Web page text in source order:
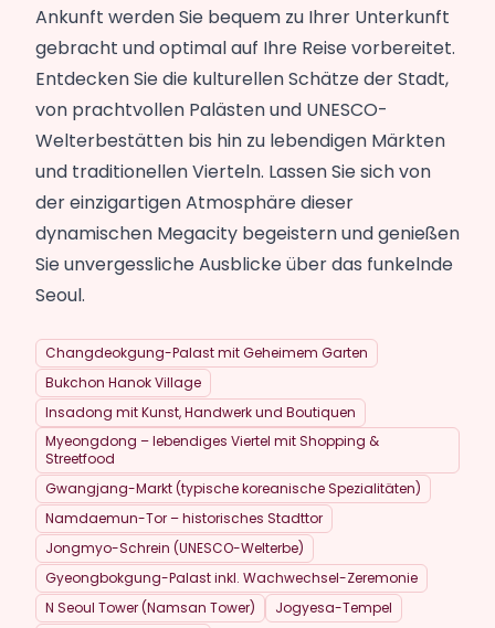
Ankunft werden Sie bequem zu Ihrer Unterkunft
gebracht und optimal auf Ihre Reise vorbereitet.
Entdecken Sie die kulturellen Schätze der Stadt,
von prachtvollen Palästen und UNESCO-
Welterbestätten bis hin zu lebendigen Märkten
und traditionellen Vierteln. Lassen Sie sich von
der einzigartigen Atmosphäre dieser
dynamischen Megacity begeistern und genießen
Sie unvergessliche Ausblicke über das funkelnde
Seoul.
Changdeokgung-Palast mit Geheimem Garten
Bukchon Hanok Village
Insadong mit Kunst, Handwerk und Boutiquen
Myeongdong – lebendiges Viertel mit Shopping &
Streetfood
Gwangjang-Markt (typische koreanische Spezialitäten)
Namdaemun-Tor – historisches Stadttor
Jongmyo-Schrein (UNESCO-Welterbe)
Gyeongbokgung-Palast inkl. Wachwechsel-Zeremonie
N Seoul Tower (Namsan Tower)
Jogyesa-Tempel